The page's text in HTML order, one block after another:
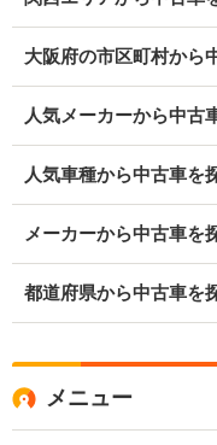
大阪府の市区町村から
人気メーカーから中古
人気車種から中古車を
メーカーから中古車を
都道府県から中古車を
メニュー